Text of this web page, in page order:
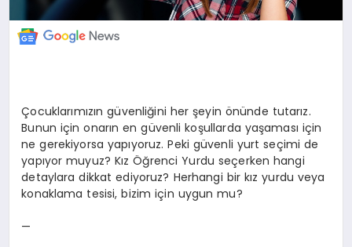
Çocuklarımızın güvenliğini her şeyin önünde tutarız.
Bunun için onarın en güvenli koşullarda yaşaması için
ne gerekiyorsa yapıyoruz. Peki güvenli yurt seçimi de
yapıyor muyuz? Kız Öğrenci Yurdu seçerken hangi
detaylara dikkat ediyoruz? Herhangi bir kız yurdu veya
konaklama tesisi, bizim için uygun mu?
—